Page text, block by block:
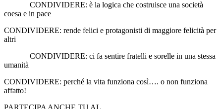
CONDIVIDERE: è la logica che costruisce una società
coesa e in pace
CONDIVIDERE: rende felici e protagonisti di maggiore felicità per
altri
CONDIVIDERE: ci fa sentire fratelli e sorelle in una stessa
umanità
CONDIVIDERE: perché la vita funziona così…. o non funziona
affatto!